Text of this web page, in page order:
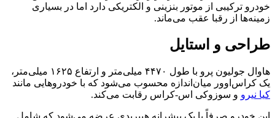
خودرو ترکیبی از موتور بنزینی و الکتریکی دارد اما در بسیاری
زمینه‌ها از رقبا عقب می‌ماند.
طراحی و استایل
هاوال جولیون پرو با طول ۴۴۷۰ میلی‌متر و ارتفاع ۱۶۲۵ میلی‌متر،
یک کراس‌اوور میان‌اندازه محسوب می‌شود که با خودروهایی مانند
کیا نیرو و سوزوکی اس-کراس رقابت می‌کند.
این خودرو صرفاً با یک پیشرانه هیبریدی عرضه می‌شود که شامل